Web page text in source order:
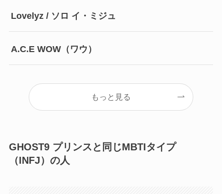
Lovelyz / ソロ イ・ミジュ
A.C.E WOW（ワウ）
もっと見る
GHOST9 プリンスと同じMBTIタイプ
（INFJ）の人